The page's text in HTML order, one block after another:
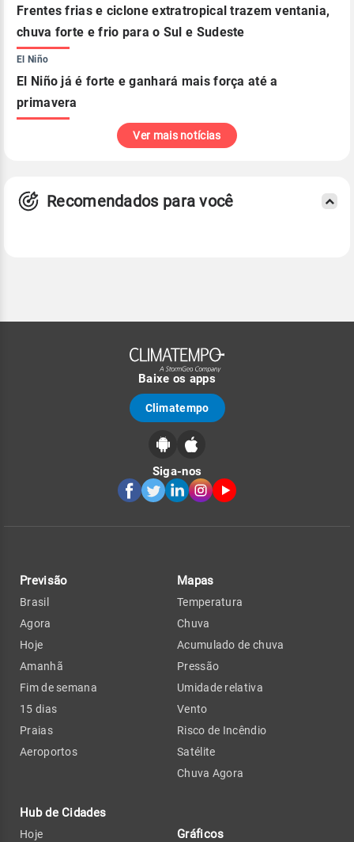
Frentes frias e ciclone extratropical trazem ventania,
chuva forte e frio para o Sul e Sudeste
El Niño
El Niño já é forte e ganhará mais força até a
primavera
Ver mais notícias
Recomendados para você
Baixe os apps
Climatempo
Siga-nos
Previsão
Brasil
Agora
Hoje
Amanhã
Fim de semana
15 dias
Praias
Aeroportos
Hub de Cidades
Hoje
Mapas
Temperatura
Chuva
Acumulado de chuva
Pressão
Umidade relativa
Vento
Risco de Incêndio
Satélite
Chuva Agora
Gráficos